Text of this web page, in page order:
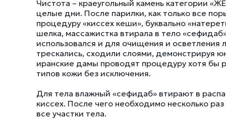
Чистота – краеугольный камень категории
целые дни. После парилки, как только все
процедуру «киссех кеши», буквально
шелка, массажистка втирала в тело
использовался и для очищения и
трескались, сходили слоями,
иранские дамы проводят процедуру хотя
типов кожи без исключения.
Для тела влажный «сефидаб» втирают в
киссех. После чего необходимо несколько
все участки тела.